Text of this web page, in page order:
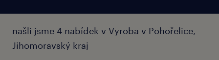
našli jsme 4 nabídek v Vyroba v Pohořelice,
Jihomoravský kraj